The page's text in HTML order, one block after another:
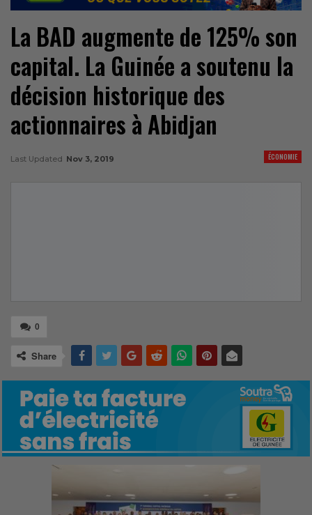
La BAD augmente de 125% son
capital. La Guinée a soutenu la
décision historique des
actionnaires à Abidjan
ÉCONOMIE
Last Updated Nov 3, 2019
0
Share